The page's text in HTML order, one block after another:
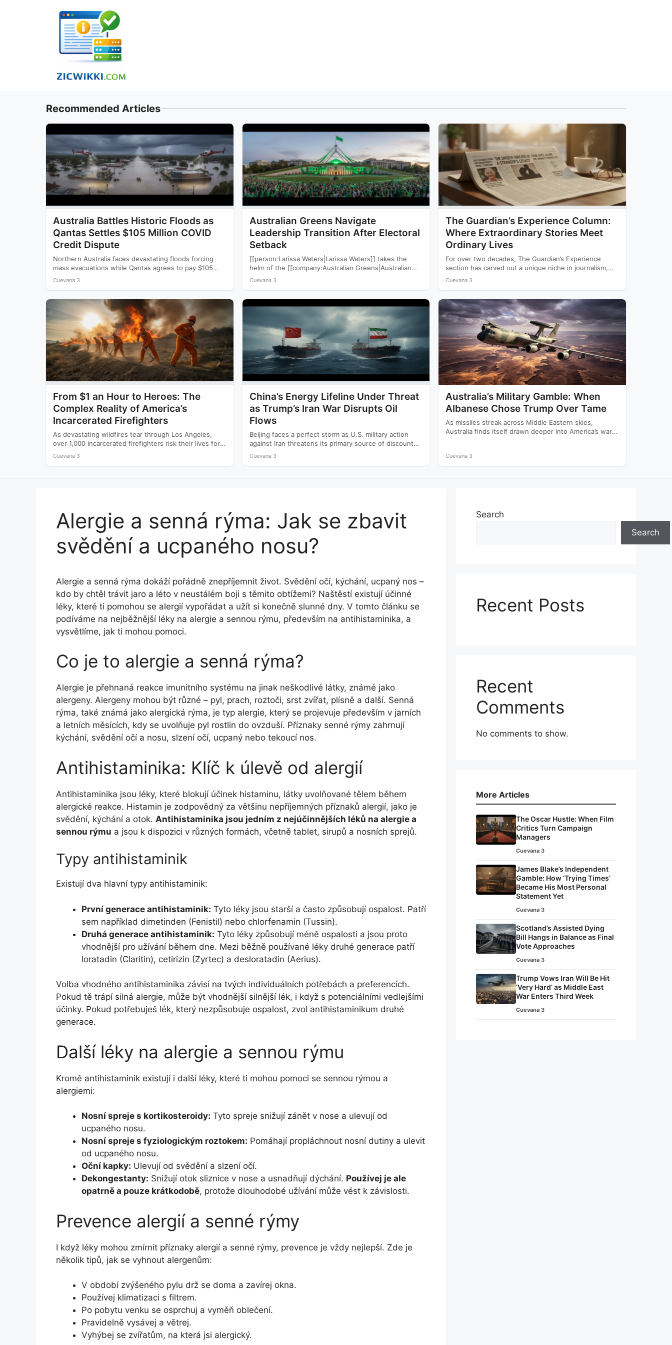
Recommended Articles
Australia Battles Historic Floods as
Qantas Settles $105 Million COVID
Credit Dispute
Northern Australia faces devastating floods forcing
mass evacuations while Qantas agrees to pay $105
million to settle a…
Cuevana 3
Australian Greens Navigate
Leadership Transition After Electoral
Setback
[[person:Larissa Waters|Larissa Waters]] takes the
helm of the [[company:Australian Greens|Australian
Greens]] following a devastating 2025 election that
Cuevana 3
The Guardian’s Experience Column:
Where Extraordinary Stories Meet
Ordinary Lives
For over two decades, The Guardian’s Experience
section has carved out a unique niche in journalism,
offering readers…
Cuevana 3
From $1 an Hour to Heroes: The
Complex Reality of America’s
Incarcerated Firefighters
As devastating wildfires tear through Los Angeles,
over 1,000 incarcerated firefighters risk their lives for
as little as…
Cuevana 3
China’s Energy Lifeline Under Threat
as Trump’s Iran War Disrupts Oil
Flows
Beijing faces a perfect storm as U.S. military action
against Iran threatens its primary source of discounted
crude…
Cuevana 3
Australia’s Military Gamble: When
Albanese Chose Trump Over Tame
As missiles streak across Middle Eastern skies,
Australia finds itself drawn deeper into America’s war
Cuevana 3
Alergie a senná rýma: Jak se zbavit
svědění a ucpaného nosu?
Alergie a senná rýma dokáží pořádně znepříjemnit život. Svědění očí, kýchání, ucpaný nos –
kdo by chtěl trávit jaro a léto v neustálém boji s těmito obtížemi? Naštěstí existují účinné
léky, které ti pomohou se alergií vypořádat a užít si konečně slunné dny. V tomto článku se
podíváme na nejběžnější léky na alergie a sennou rýmu, především na antihistaminika, a
vysvětlíme, jak ti mohou pomoci.
Co je to alergie a senná rýma?
Alergie je přehnaná reakce imunitního systému na jinak neškodlivé látky, známé jako
alergeny. Alergeny mohou být různé – pyl, prach, roztoči, srst zvířat, plísně a další. Senná
rýma, také známá jako alergická rýma, je typ alergie, který se projevuje především v jarních
a letních měsících, kdy se uvolňuje pyl rostlin do ovzduší. Příznaky senné rýmy zahrnují
kýchání, svědění očí a nosu, slzení očí, ucpaný nebo tekoucí nos.
Antihistaminika: Klíč k úlevě od alergií
Antihistaminika jsou léky, které blokují účinek histaminu, látky uvolňované tělem během
alergické reakce. Histamin je zodpovědný za většinu nepříjemných příznaků alergií, jako je
svědění, kýchání a otok. Antihistaminika jsou jedním z nejúčinnějších léků na alergie a
sennou rýmu a jsou k dispozici v různých formách, včetně tablet, sirupů a nosních sprejů.
Typy antihistaminik
Existují dva hlavní typy antihistaminik:
První generace antihistaminik: Tyto léky jsou starší a často způsobují ospalost. Patří
sem například dimetinden (Fenistil) nebo chlorfenamin (Tussin).
Druhá generace antihistaminik: Tyto léky způsobují méně ospalosti a jsou proto
vhodnější pro užívání během dne. Mezi běžně používané léky druhé generace patří
loratadin (Claritin), cetirizin (Zyrtec) a desloratadin (Aerius).
Volba vhodného antihistaminika závisí na tvých individuálních potřebách a preferencích.
Pokud tě trápí silná alergie, může být vhodnější silnější lék, i když s potenciálními vedlejšími
účinky. Pokud potřebuješ lék, který nezpůsobuje ospalost, zvol antihistaminikum druhé
generace.
Další léky na alergie a sennou rýmu
Kromě antihistaminik existují i další léky, které ti mohou pomoci se sennou rýmou a
alergiemi:
Nosní spreje s kortikosteroidy: Tyto spreje snižují zánět v nose a ulevují od
ucpaného nosu.
Nosní spreje s fyziologickým roztokem: Pomáhají propláchnout nosní dutiny a ulevit
od ucpaného nosu.
Oční kapky: Ulevují od svědění a slzení očí.
Dekongestanty: Snižují otok sliznice v nose a usnadňují dýchání. Používej je ale
opatrně a pouze krátkodobě, protože dlouhodobé užívání může vést k závislosti.
Prevence alergií a senné rýmy
I když léky mohou zmírnit příznaky alergií a senné rýmy, prevence je vždy nejlepší. Zde je
několik tipů, jak se vyhnout alergenům:
V období zvýšeného pylu drž se doma a zavírej okna.
Používej klimatizaci s filtrem.
Po pobytu venku se osprchuj a vyměň oblečení.
Pravidelně vysávej a větrej.
Vyhýbej se zvířatům, na která jsi alergický.
Search
Search
Recent Posts
Recent
Comments
No comments to show.
More Articles
The Oscar Hustle: When Film
Critics Turn Campaign
Managers
Cuevana 3
James Blake’s Independent
Gamble: How ‘Trying Times’
Became His Most Personal
Statement Yet
Cuevana 3
Scotland’s Assisted Dying
Bill Hangs in Balance as Final
Vote Approaches
Cuevana 3
Trump Vows Iran Will Be Hit
‘Very Hard’ as Middle East
War Enters Third Week
Cuevana 3